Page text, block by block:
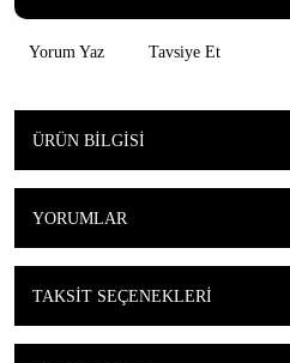
Yorum Yaz Tavsiye Et
ÜRÜN BILGISI
YORUMLAR
TAKSIT SEÇENEKLERI